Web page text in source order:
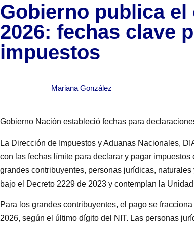
Gobierno publica
2026: fechas clave
impuestos
Mariana González
Gobierno Nación estableció fechas para
La Dirección de Impuestos y Aduanas Nacionales,
con las fechas límite para declarar y pagar
grandes contribuyentes, personas jurídicas,
bajo el Decreto 2229 de 2023 y contemplan la
Para los grandes contribuyentes, el pago se
2026, según el último dígito del NIT. Las personas